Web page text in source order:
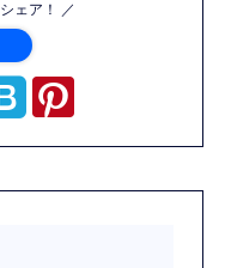
ェア！ ／